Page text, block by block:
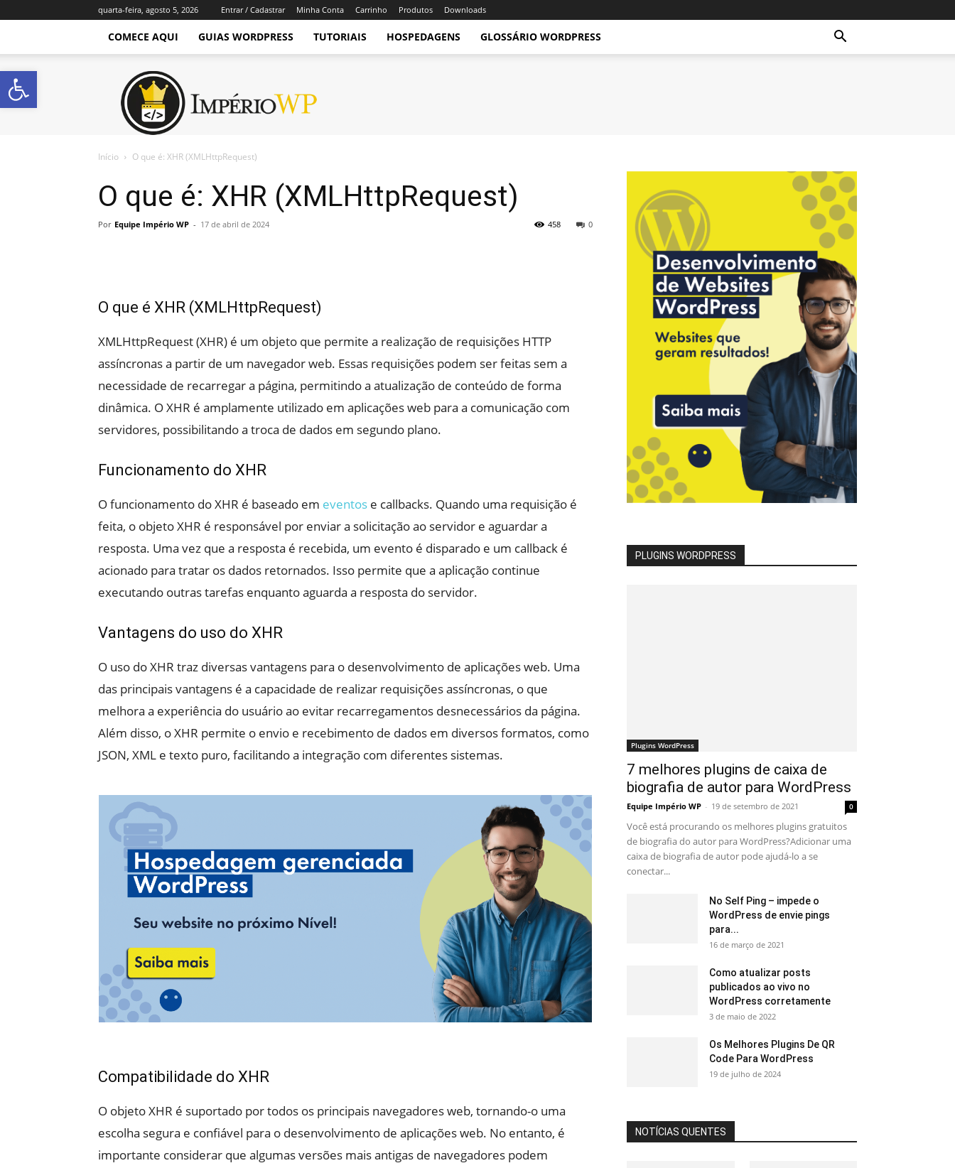
quarta-feira, agosto 5, 2026 Entrar / Cadastrar Minha Conta Carrinho Produtos Downloads
COMECE AQUI GUIAS WORDPRESS TUTORIAIS HOSPEDAGENS GLOSSÁRIO WORDPRESS
Império
WordPress
Início O que é: XHR (XMLHttpRequest)
O que é: XHR (XMLHttpRequest)
Por Equipe Império WP - 17 de abril de 2024 0
458
O que é XHR (XMLHttpRequest)
XMLHttpRequest (XHR) é um objeto que permite a realização de requisições HTTP
assíncronas a partir de um navegador web. Essas requisições podem ser feitas sem a
necessidade de recarregar a página, permitindo a atualização de conteúdo de forma
dinâmica. O XHR é amplamente utilizado em aplicações web para a comunicação com
servidores, possibilitando a troca de dados em segundo plano.
Funcionamento do XHR
O funcionamento do XHR é baseado em eventos e callbacks. Quando uma requisição é
feita, o objeto XHR é responsável por enviar a solicitação ao servidor e aguardar a
resposta. Uma vez que a resposta é recebida, um evento é disparado e um callback é
acionado para tratar os dados retornados. Isso permite que a aplicação continue
executando outras tarefas enquanto aguarda a resposta do servidor.
Vantagens do uso do XHR
O uso do XHR traz diversas vantagens para o desenvolvimento de aplicações web. Uma
das principais vantagens é a capacidade de realizar requisições assíncronas, o que
melhora a experiência do usuário ao evitar recarregamentos desnecessários da página.
Além disso, o XHR permite o envio e recebimento de dados em diversos formatos, como
JSON, XML e texto puro, facilitando a integração com diferentes sistemas.
Compatibilidade do XHR
O objeto XHR é suportado por todos os principais navegadores web, tornando-o uma
escolha segura e confiável para o desenvolvimento de aplicações web. No entanto, é
importante considerar que algumas versões mais antigas de navegadores podem
PLUGINS WORDPRESS
Plugins WordPress
7 melhores plugins de caixa de
biografia de autor para WordPress
Equipe Império WP - 19 de setembro de 2021 0
Você está procurando os melhores plugins gratuitos
de biografia do autor para WordPress?Adicionar uma
caixa de biografia de autor pode ajudá-lo a se
conectar...
No Self Ping – impede o
WordPress de envie pings
para...
16 de março de 2021
Como atualizar posts
publicados ao vivo no
WordPress corretamente
3 de maio de 2022
Os Melhores Plugins De QR
Code Para WordPress
19 de julho de 2024
NOTÍCIAS QUENTES
Abrir a barra de ferramentas